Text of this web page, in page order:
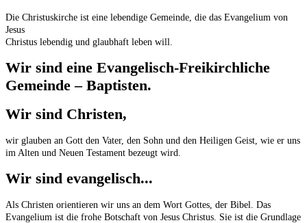
Die Christuskirche ist eine lebendige Gemeinde, die das Evangelium von
Jesus
Christus lebendig und glaubhaft leben will.
Wir sind eine Evangelisch-Freikirchliche
Gemeinde – Baptisten.
Wir sind Christen,
wir glauben an Gott den Vater, den Sohn und den Heiligen Geist, wie er uns
im Alten und Neuen Testament bezeugt wird.
Wir sind evangelisch...
Als Christen orientieren wir uns an dem Wort Gottes, der Bibel. Das
Evangelium ist die frohe Botschaft von Jesus Christus. Sie ist die Grundlage